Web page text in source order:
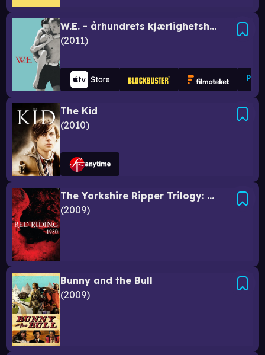
W.E. - århundrets kjærlighetshistorie
2011
The Kid
2010
The Yorkshire Ripper Trilogy: 1980 - Savnet
2009
Bunny and the Bull
2009